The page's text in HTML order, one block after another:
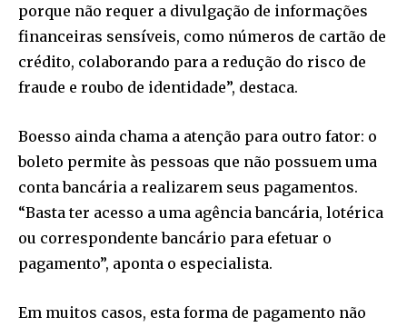
porque não requer a divulgação de informações
financeiras sensíveis, como números de cartão de
crédito, colaborando para a redução do risco de
fraude e roubo de identidade”, destaca.
Boesso ainda chama a atenção para outro fator: o
boleto permite às pessoas que não possuem uma
conta bancária a realizarem seus pagamentos.
“Basta ter acesso a uma agência bancária, lotérica
ou correspondente bancário para efetuar o
pagamento”, aponta o especialista.
Em muitos casos, esta forma de pagamento não